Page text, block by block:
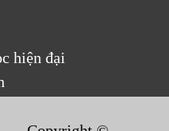
hiện đại